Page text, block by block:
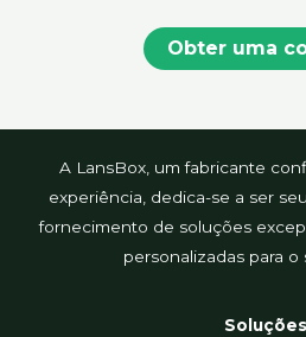
Obter uma
A LansBox, um fabricante
experiência, dedica-se a ser
fornecimento de soluções
personalizadas para o
Soluções